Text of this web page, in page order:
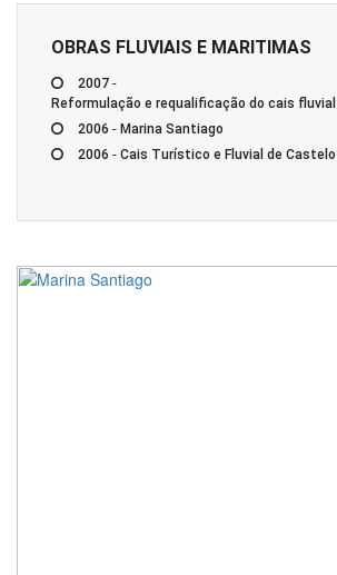
OBRAS FLUVIAIS E MARITIMAS
2007 -
Reformulação e requalificação do cais
2006 - Marina Santiago
2006 - Cais Turístico e Fluvial de